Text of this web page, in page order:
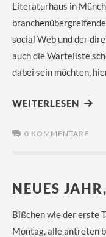
Literaturhaus in
social Web und der
auch die Warteliste
dabei sein möchten,
WEITERLESEN
0 KOMMENTARE
NEUES
Bißchen wie der erste
Montag, alle antreten